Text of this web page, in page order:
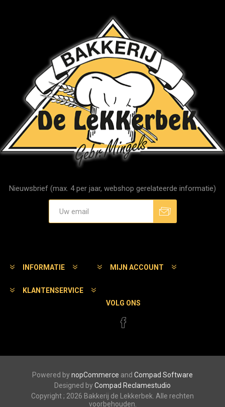
Nieuwsbrief (max. 4 per jaar, webshop gerelateerde informatie)
INFORMATIE MIJN ACCOUNT
KLANTENSERVICE
VOLG ONS
Powered bynopCommerce and Compad Software
Designed byCompad Reclamestudio
Copyright ; 2026 Bakkerij de Lekkerbek. Alle rechten
voorbehouden.